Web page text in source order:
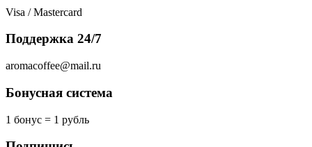
Visa / Mastercard
Поддержка 24/7
aromacoffee@mail.ru
Бонусная система
1 бонус = 1 рубль